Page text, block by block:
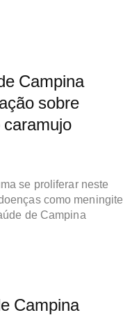
Campina
sobre
caramujo
se proliferar neste
como meningite
de Campina
Campina